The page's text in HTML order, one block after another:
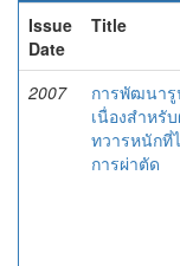
Issue
Date
Title
2007
การพัฒนา
เนื่องสำหรั
ทวารหนักที่
การผ่าตัด